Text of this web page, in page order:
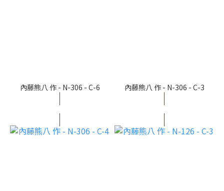
內藤熊八 作 - N-306 - C-6 內藤熊八 作 - N-306 - C-3